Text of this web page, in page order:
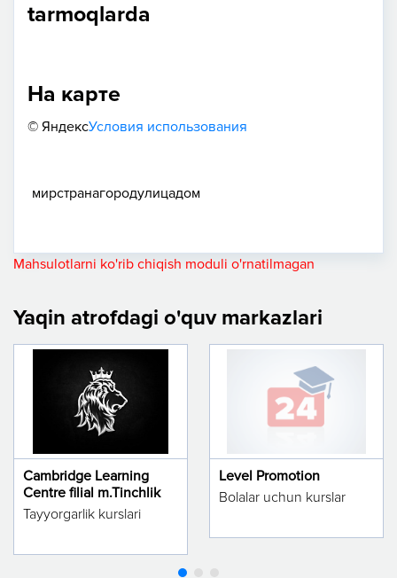
tarmoqlarda
На карте
© ЯндексУсловия использования
мирстранагородулицадом
Mahsulotlarni ko'rib chiqish moduli o'rnatilmagan
Yaqin atrofdagi o'quv markazlari
Cambridge Learning
Centre filial m.Tinchlik
Tayyorgarlik kurslari
Level Promotion
Bolalar uchun kurslar